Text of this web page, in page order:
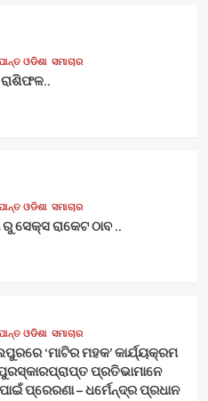
ଓଡିଶା ସମାଚାର
ଓଡିଶା ସମାଚାର
ରୁ ସେକ୍ସ ରାକେଟ ଠାବ ..
ଓଡିଶା ସମାଚାର
‘ମାଟିର ମହକ’ କାର୍ଯ୍ୟକ୍ରମ
ପ୍ରତିଭାମାନେ
ପ୍ରେରଣା – ଧର୍ମେନ୍ଦ୍ର ପ୍ରଧାନ